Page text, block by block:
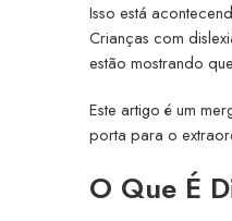
Isso está
Crianças com
estão mostrando
Este artigo é um
porta para o
O Que É